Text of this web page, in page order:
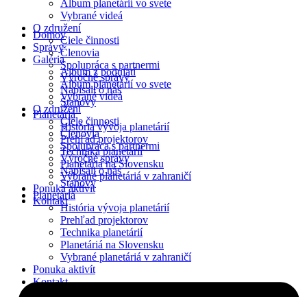
obsah
Domov
Správy
Galéria
Album z podujatí
Album planetárií vo svete
Vybrané videá
O združení
Ciele činnosti
Členovia
Spolupráca s partnermi
Výročné správy
Napísali o nás
Stanovy
Planetáriá
História vývoja planetárií
Prehľad projektorov
Technika planetárií
Planetáriá na Slovensku
Vybrané planetáriá v zahraničí
Ponuka aktivít
Kontakt
Album planetárií vo svete
Vybrané videá
O združení
Ciele činnosti
Členovia
Spolupráca s partnermi
Výročné správy
Napísali o nás
Stanovy
Planetáriá
História vývoja planetárií
Prehľad projektorov
Technika planetárií
Planetáriá na Slovensku
Vybrané planetáriá v zahraničí
Ponuka aktivít
Kontakt